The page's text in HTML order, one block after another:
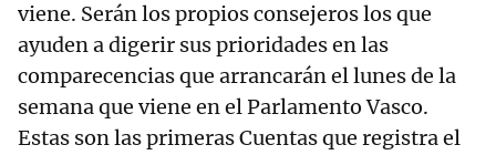
viene. Serán los propios consejeros los que
ayuden a digerir sus prioridades en las
comparecencias que arrancarán el lunes de la
semana que viene en el Parlamento Vasco.
Estas son las primeras Cuentas que registra el